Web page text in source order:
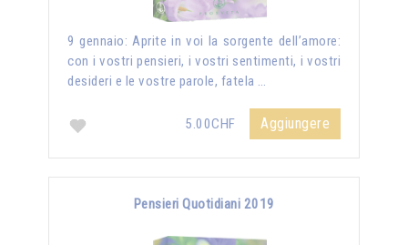
9 gennaio: Aprite in voi la sorgente dell’amore:
con i vostri pensieri, i vostri sentimenti, i vostri
desideri e le vostre parole, fatela …
5.00CHF Aggiungere
Pensieri Quotidiani 2019